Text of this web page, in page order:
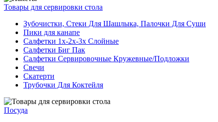
Товары для сервировки стола
Зубочистки, Стеки Для Шашлыка, Палочки Для Суши
Пики для канапе
Салфетки 1х-2х-3х Слойные
Салфетки Биг Пак
Салфетки Сервировочные Кружевные/Подложки
Свечи
Скатерти
Трубочки Для Коктейля
Посуда